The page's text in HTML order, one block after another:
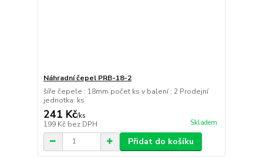
Náhradní čepel PRB-18-2
šíře čepele : 18mm počet ks v balení : 2 Prodejní
jednotka: ks
241 Kč/ks
199 Kč bez DPH Skladem
Přidat do košíku